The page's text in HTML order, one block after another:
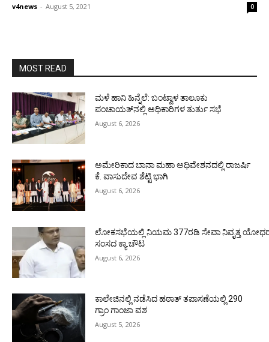
v4news - August 5, 2021 0
MOST READ
ಮಳೆ ಹಾನಿ ಹಿನ್ನೆಲೆ: ಬಂಟ್ವಾಳ ತಾಲೂಕು
ಪಂಚಾಯತ್‌ನಲ್ಲಿ ಅಧಿಕಾರಿಗಳ ತುರ್ತು ಸಭೆ
August 6, 2026
ಅಮೇರಿಕಾದ ಬಾನಾ ಮಹಾ ಅಧಿವೇಶನದಲ್ಲಿ ರಾಜರ್ಷಿ
ಕೆ. ವಾಸುದೇವ ಶೆಟ್ಟಿ ಭಾಗಿ
August 6, 2026
ಲೋಕಸಭೆಯಲ್ಲಿ ನಿಯಮ 377ರಡಿ ಸೇವಾ ನಿವೃತ್ತ
ಸಂಸದ ಕ್ಯಾ.ಚೌಟ
August 6, 2026
ಕಾಲೇಜಿನಲ್ಲಿ ನಡೆಸಿದ ಹಠಾತ್ ತಪಾಸಣೆಯಲ್ಲಿ 290
ಗ್ರಾಂ ಗಾಂಜಾ ವಶ
August 5, 2026